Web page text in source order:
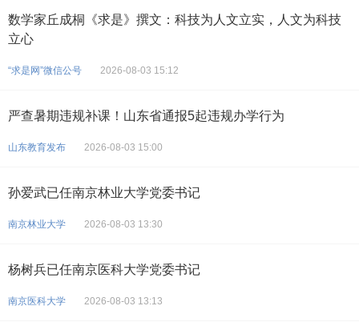
数学家丘成桐《求是》撰文：科技为人文立实，人文为科技
立心
“求是网”微信公号 2026-08-03 15:12
严查暑期违规补课！山东省通报5起违规办学行为
山东教育发布 2026-08-03 15:00
孙爱武已任南京林业大学党委书记
南京林业大学 2026-08-03 13:30
杨树兵已任南京医科大学党委书记
南京医科大学 2026-08-03 13:13